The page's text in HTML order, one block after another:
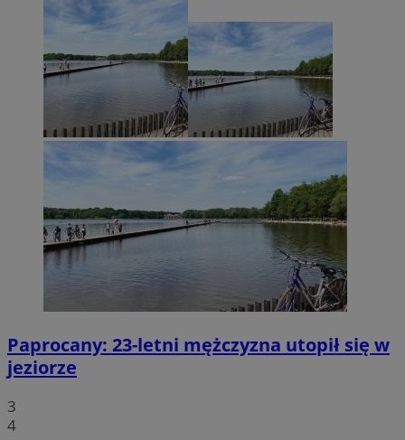
Paprocany: 23-letni mężczyzna utopił się w
jeziorze
3
4